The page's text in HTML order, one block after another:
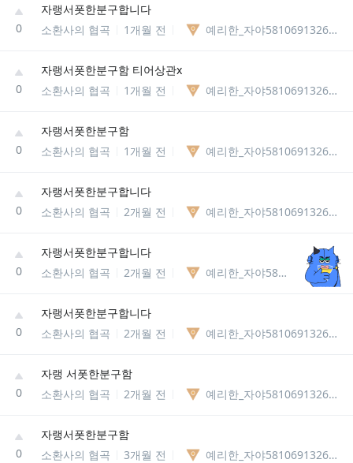
0
자랭서폿한분구합니다
소환사의 협곡
1개월 전 예리한_자야58106913269545
0
자랭서폿한분구함 티어상관x
소환사의 협곡
1개월 전 예리한_자야58106913269545
0
자랭서폿한분구함
소환사의 협곡
1개월 전 예리한_자야58106913269545
0
자랭서폿한분구합니다
소환사의 협곡
2개월 전 예리한_자야58106913269545
0
자랭서폿한분구합니다
소환사의 협곡
2개월 전 예리한_자야58106913269545
0
자랭서폿한분구합니다
소환사의 협곡
2개월 전 예리한_자야58106913269545
0
자랭 서폿한분구함
소환사의 협곡
2개월 전 예리한_자야58106913269545
0
자랭서폿한분구함
소환사의 협곡
3개월 전 예리한_자야58106913269545